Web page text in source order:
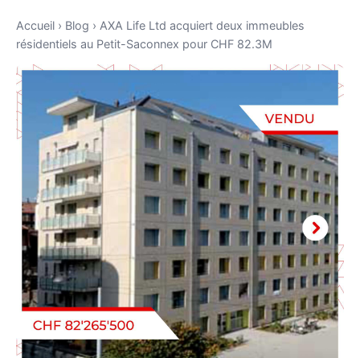
Accueil › Blog › AXA Life Ltd acquiert deux immeubles
résidentiels au Petit-Saconnex pour CHF 82.3M